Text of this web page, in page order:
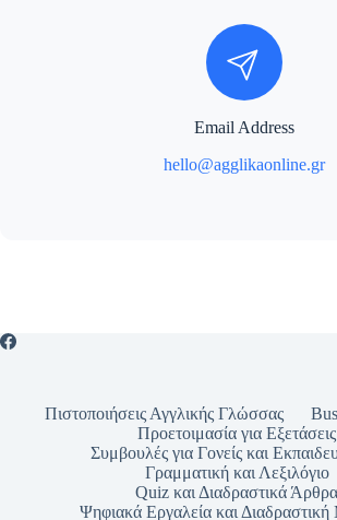
Email Address
hello@agglikaonline.gr
Πιστοποιήσεις Αγγλικής Γλώσσας
Προετοιμασία για Εξετάσεις
Συμβουλές για Γονείς και
Γραμματική και Λεξιλόγιο
Quiz και Διαδραστικά Άρθρα
Ψηφιακά Εργαλεία και